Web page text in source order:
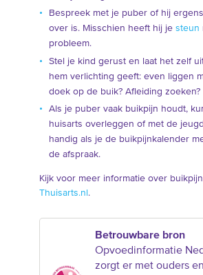
Bespreek met je puber of hij
over is. Misschien heeft hij je steun
probleem.
Stel je kind gerust en laat het zelf
hem verlichting geeft: even liggen
doek op de buik? Afleiding zoeken?
Als je puber vaak buikpijn houdt,
huisarts overleggen of met de
handig als je de buikpijnkalender
de afspraak.
Kijk voor meer informatie over
Thuisarts.nl .
Betrouwbare bron
Opvoedinformatie
zorgt er met ouders en